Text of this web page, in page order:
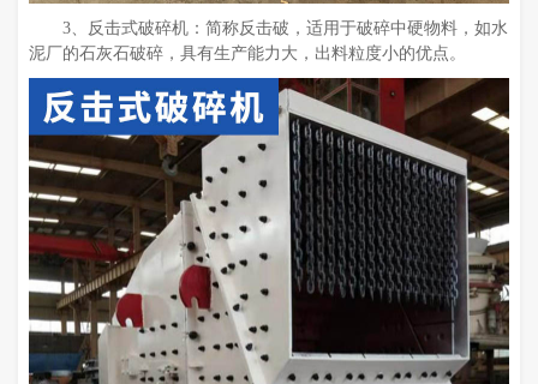
3、反击式破碎机：简称反击破，适用于破碎中硬物料，如水
泥厂的石灰石破碎，具有生产能力大，出料粒度小的优点。